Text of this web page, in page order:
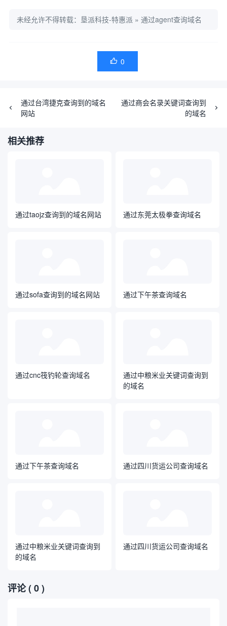
未经允许不得转载： 垦派科技-特惠派 » 通过agent查询域名
 0
通过台湾捷克查询到的域名
网站
通过商会名录关键词查询到
的域名
相关推荐
通过taojz查询到的域名网站 通过东莞太极拳查询域名
通过sofa查询到的域名网站 通过下午茶查询域名
通过cnc筏钓轮查询域名
通过中粮米业关键词查询到
的域名
通过下午茶查询域名 通过四川货运公司查询域名
通过中粮米业关键词查询到
的域名
通过四川货运公司查询域名
评论( 0 )